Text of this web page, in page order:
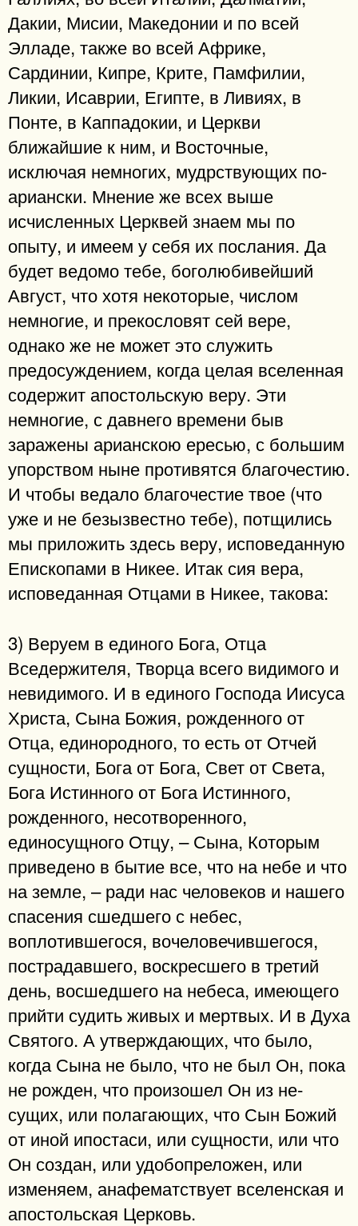
Дакии, Мисии, Македонии и по всей
Элладе, также во всей Африке,
Сардинии, Кипре, Крите, Памфилии,
Ликии, Исаврии, Египте, в Ливиях, в
Понте, в Каппадокии, и Церкви
ближайшие к ним, и Восточные,
исключая немногих, мудрствующих по-
ариански. Мнение же всех выше
исчисленных Церквей знаем мы по
опыту, и имеем у себя их послания. Да
будет ведомо тебе, боголюбивейший
Август, что хотя некоторые, числом
немногие, и прекословят сей вере,
однако же не может это служить
предосуждением, когда целая вселенная
содержит апостольскую веру. Эти
немногие, с давнего времени быв
заражены арианскою ересью, с большим
упорством ныне противятся благочестию.
И чтобы ведало благочестие твое (что
уже и не безызвестно тебе), потщились
мы приложить здесь веру, исповеданную
Епископами в Никее. Итак сия вера,
исповеданная Отцами в Никее, такова:
3) Веруем в единого Бога, Отца
Вседержителя, Творца всего видимого и
невидимого. И в единого Господа Иисуса
Христа, Сына Божия, рожденного от
Отца, единородного, то есть от Отчей
сущности, Бога от Бога, Свет от Света,
Бога Истинного от Бога Истинного,
рожденного, несотворенного,
единосущного Отцу, – Сына, Которым
приведено в бытие все, что на небе и что
на земле, – ради нас человеков и нашего
спасения сшедшего с небес,
воплотившегося, вочеловечившегося,
пострадавшего, воскресшего в третий
день, восшедшего на небеса, имеющего
прийти судить живых и мертвых. И в Духа
Святого. А утверждающих, что было,
когда Сына не было, что не был Он, пока
не рожден, что произошел Он из не-
сущих, или полагающих, что Сын Божий
от иной ипостаси, или сущности, или что
Он создан, или удобопреложен, или
изменяем, анафематствует вселенская и
апостольская Церковь.